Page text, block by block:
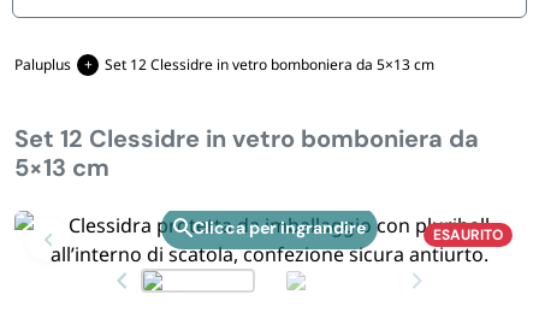
Menu
STOVIGLIE E TOVAGLIOLI
GIARDINO E ARREDO PER ESTERNO
IMBALLAGGIO E CANCELLERIA
Chi siamo
Personalizzazione Monouso
Paluplus Set 12 Clessidre in vetro bomboniera da 5×13 cm
Set 12 Clessidre in vetro bomboniera da
5×13 cm
ESAURITO
Zoom